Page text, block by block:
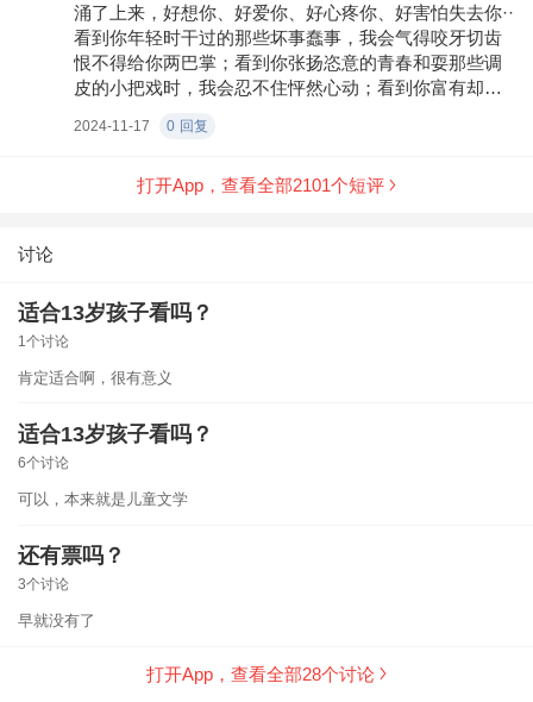
涌了上来，好想你、好爱你、好心疼你、好害怕失去你··
看到你年轻时干过的那些坏事蠢事，我会气得咬牙切齿
恨不得给你两巴掌；看到你张扬恣意的青春和耍那些调
皮的小把戏时，我会忍不住怦然心动；看到你富有却混
要痛：看到你被还告而进了阿兹卡班时，我觉得万念俱
长为一个真正可靠的、值得信赖的格兰芬多时，我又心
的，来自我的心，所以你也变得鲜活了。是你让我拥有
2024-11-17 0 回复
打开App，查看全部2101个短评
讨论
适合13岁孩子看吗？
1个讨论
肯定适合啊，很有意义
适合13岁孩子看吗？
6个讨论
可以，本来就是儿童文学
还有票吗？
3个讨论
早就没有了
打开App，查看全部28个讨论